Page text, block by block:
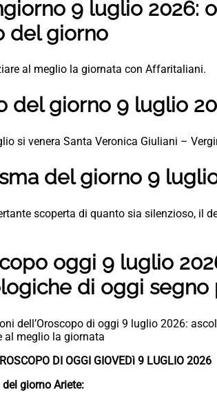
9 luglio 2026:
del giorno
al meglio la giornata con Affaritaliani.
del giorno 9 luglio
si venera Santa Veronica Giuliani –
del giorno 9
scoperta di quanto sia silenzioso, il
oggi 9 luglio
di oggi segno
dell’Oroscopo di oggi 9 luglio 2026:
al meglio la giornata
DI OGGI GIOVEDì 9 LUGLIO 2026
del giorno Ariete: